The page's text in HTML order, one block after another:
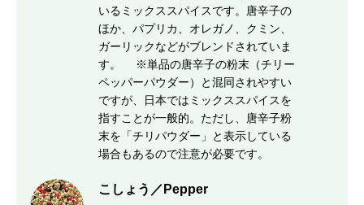
いるミックススパイスです。唐辛子の
ほか、パプリカ、オレガノ、クミン、
ガーリックなどがブレンドされていま
す。 ※単品の唐辛子の粉末（チリー
ペッパーパウダー）と混同されやすい
ですが、日本ではミックススパイスを
指すことが一般的。ただし、唐辛子粉
末を「チリパウダー」と表示している
場合もあるので注意が必要です。
こしょう／Pepper